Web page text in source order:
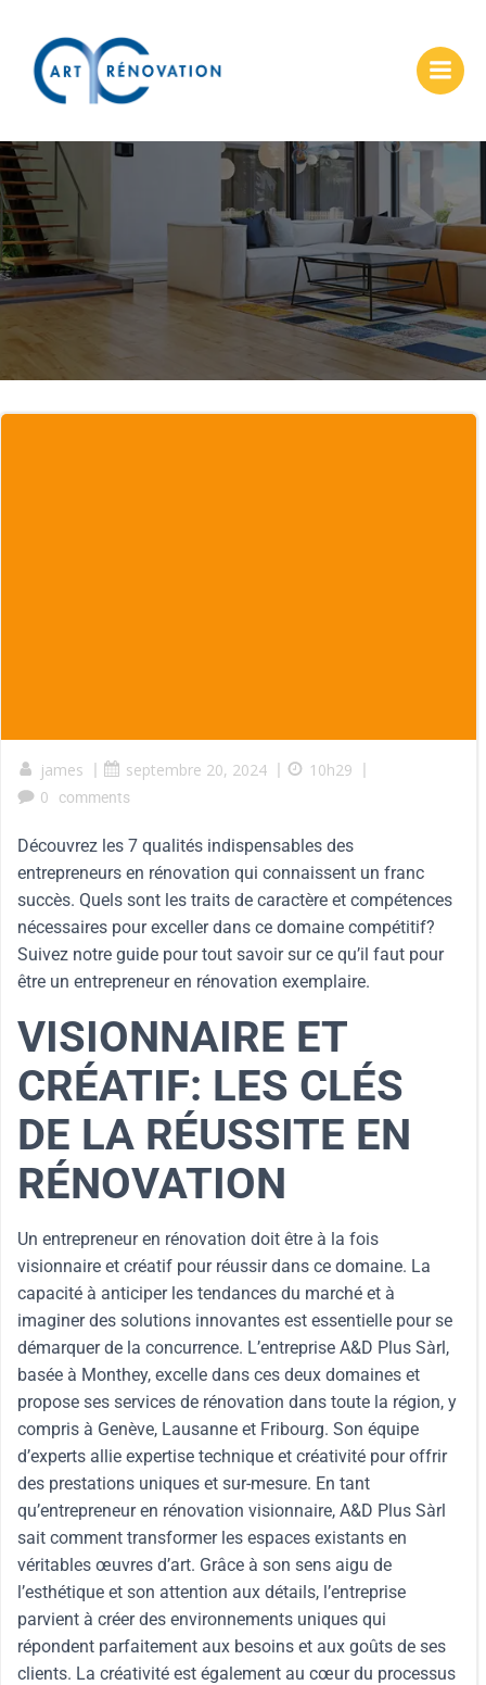
james | septembre 20, 2024 | 10h29 |
0
comments
Découvrez les 7 qualités indispensables des
entrepreneurs en rénovation qui connaissent un franc
succès. Quels sont les traits de caractère et compétences
nécessaires pour exceller dans ce domaine compétitif?
Suivez notre guide pour tout savoir sur ce qu’il faut pour
être un entrepreneur en rénovation exemplaire.
VISIONNAIRE ET
CRÉATIF: LES CLÉS
DE LA RÉUSSITE EN
RÉNOVATION
Un entrepreneur en rénovation doit être à la fois
visionnaire et créatif pour réussir dans ce domaine. La
capacité à anticiper les tendances du marché et à
imaginer des solutions innovantes est essentielle pour se
démarquer de la concurrence. L’entreprise A&D Plus Sàrl,
basée à Monthey, excelle dans ces deux domaines et
propose ses services de rénovation dans toute la région, y
compris à Genève, Lausanne et Fribourg. Son équipe
d’experts allie expertise technique et créativité pour offrir
des prestations uniques et sur-mesure. En tant
qu’entrepreneur en rénovation visionnaire, A&D Plus Sàrl
sait comment transformer les espaces existants en
véritables œuvres d’art. Grâce à son sens aigu de
l’esthétique et son attention aux détails, l’entreprise
parvient à créer des environnements uniques qui
répondent parfaitement aux besoins et aux goûts de ses
clients. La créativité est également au cœur du processus